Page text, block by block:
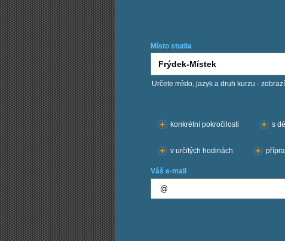
Místo studia
Určete místo, jazyk a druh kurzu -
konkrétní pokročilosti
s
v určitých hodinách
Váš e-mail